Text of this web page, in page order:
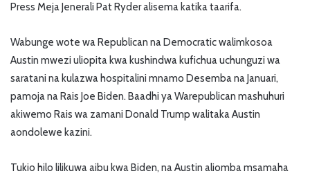
Press Meja Jenerali Pat Ryder alisema katika taarifa.
Wabunge wote wa Republican na Democratic walimkosoa
Austin mwezi uliopita kwa kushindwa kufichua uchunguzi wa
saratani na kulazwa hospitalini mnamo Desemba na Januari,
pamoja na Rais Joe Biden. Baadhi ya Warepublican mashuhuri
akiwemo Rais wa zamani Donald Trump walitaka Austin
aondolewe kazini.
Tukio hilo lilikuwa aibu kwa Biden, na Austin aliomba msamaha